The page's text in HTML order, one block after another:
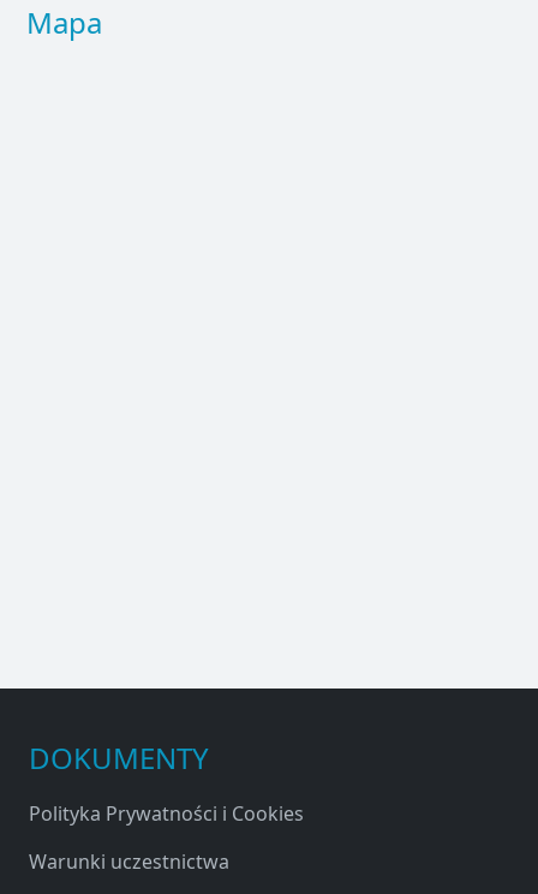
Mapa
DOKUMENTY
Polityka Prywatności i Cookies
Warunki uczestnictwa